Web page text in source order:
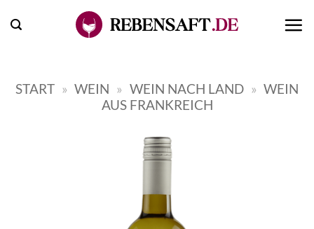
Inhalt
START » WEIN » WEIN NACH LAND » WEIN
AUS FRANKREICH